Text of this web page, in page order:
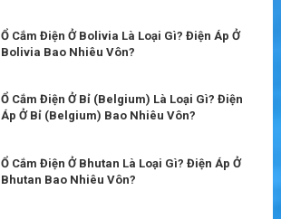
Ổ Cắm Điện Ở Bolivia Là Loại Gì? Điện Áp Ở
Bolivia Bao Nhiêu Vôn?
Ổ Cắm Điện Ở Bỉ (Belgium) Là Loại Gì? Điện
Áp Ở Bỉ (Belgium) Bao Nhiêu Vôn?
Ổ Cắm Điện Ở Bhutan Là Loại Gì? Điện Áp Ở
Bhutan Bao Nhiêu Vôn?